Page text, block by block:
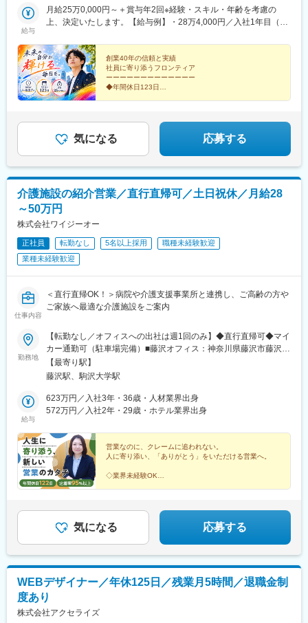
を持ちながらやりがいをもって業務に取り組むことができます。
・専門家や社内外の担当者と円滑なコミュニケーションが取れる
方
・決まったルーチンをこなすだけでなく「新しい仕組みを一緒に
作ること」にやりがいを感じる方
昂技研は、精密機器組み立て・精密加工補助のシステム開発、お
よび精密加工ツールの設計開発を行っているテクノロジー企業で
す。最先端のソフトウェアとハードウェア双方の技術を強みに、
京都八王子市高倉町4-11■府中営業所 ：東京都府中市片町3-
33-2■世田谷営業所 ：東京都世田谷区粕谷4-18-4-1F■板橋営業
給与
月給25万0,000円～＋賞与年2回※経験・スキル・年齢を考慮の
上、決定いたします。【給与例】・28万4,000円／入社1年目（内
1年目（内訳：月給25万0,000円＋家族手当8,000円＋住宅手当1万
7,000円＋残業代3万1,000円）
創業40年の信頼と実績
社員に寄り添うフロンティア
ーーーーーーーーーーーーー
◆年間休日123日
◆月給25万円以上＋残業代は1分単位
◆長距離運転なし
気になる 応募する
介護施設の紹介営業／直行直帰可／土日祝休／月給28
～50万円
株式会社ワイジーオー
正社員 転勤なし 5名以上採用
職種未経験歓迎
業種未経験歓迎
仕事内容
＜直行直帰OK！＞病院や介護支援事業所と連携し、ご高齢の方や
ご家族へ最適な介護施設をご案内
勤務地
【転勤なし／オフィスへの出社は週1回のみ】◆直行直帰可◆マイ
カー通勤可（駐車場完備）■藤沢オフィス：神奈川県藤沢市藤沢
484-1 藤沢アンバービル4階■東京オフィス：東京都世田谷区駒
沢2丁目12-3 大幸ビル7F＜担当エリア候補＞■東京都内世田谷
市・八王子市■神奈川県内横浜市（西区・中区・南区・港南区・磯
子区・金沢区）・横須賀市・逗子市・葉山町相模原市・厚木市・
光市・志木市・富士見市・ふじみ野市・戸田市・三芳町※その他
東京都・神奈川県・埼玉県 各エリアもご相談ください。※受動喫
煙対策あり
【最寄り駅】
藤沢駅、駒沢大学駅
給与
623万円／入社3年・36歳・人材業界出身
572万円／入社2年・29歳・ホテル業界出身
営業なのに、クレームに追われない。
人に寄り添い、「ありがとう」をいただける営業へ。
◇業界未経験OK
◇直行直帰可／週1回出社
◆月給28万円以上
気になる 応募する
WEBデザイナー／年休125日／残業月5時間／退職金制
度あり
株式会社アクセライズ